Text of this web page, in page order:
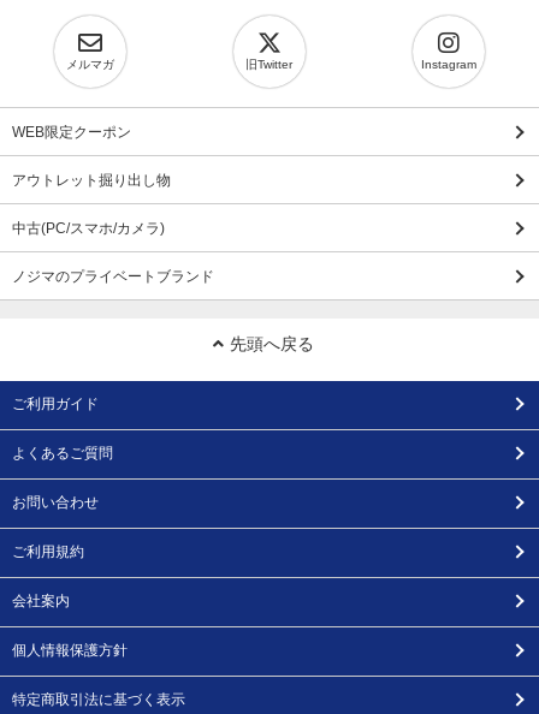
メルマガ 旧Twitter Instagram
WEB限定クーポン
アウトレット掘り出し物
中古(PC/スマホ/カメラ)
ノジマのプライベートブランド
先頭へ戻る
ご利用ガイド
よくあるご質問
お問い合わせ
ご利用規約
会社案内
個人情報保護方針
特定商取引法に基づく表示